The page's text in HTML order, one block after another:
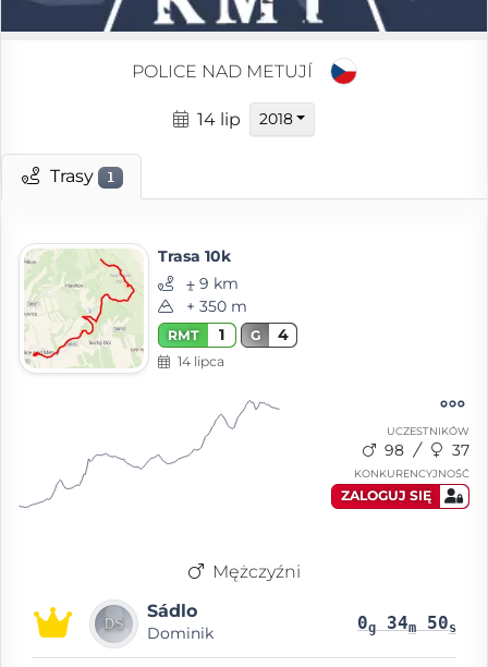
POLICE NAD METUJÍ
14 lip 2018
Trasy 1
Trasa 10k
⨦ 9 km
+ 350 m
RMT 1 G 4
14 lipca
UCZESTNIKÓW
98 37
KONKURENCYJNOŚĆ
ZALOGUJ SIĘ
Mężczyźni
Sádlo
Dominik 0g 34m 50s